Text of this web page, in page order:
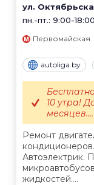
ул.
пн.-пт.: 9:00-18:00
Первомайская
autoliga.by
Ремонт
Автоэлектрик.
жидкостей....
10 утра!
месяцев....